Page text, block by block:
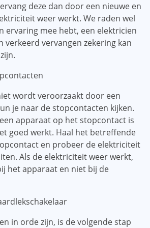
deze dan door een nieuwe en
weer werkt. We raden wel
ervaring mee hebt, een elektricien
verkeerd vervangen zekering kan
wordt veroorzaakt door een
je naar de stopcontacten kijken.
apparaat op het stopcontact is
goed werkt. Haal het betreffende
en probeer de elektriciteit
Als de elektriciteit weer werkt,
het apparaat en niet bij de
in orde zijn, is de volgende stap